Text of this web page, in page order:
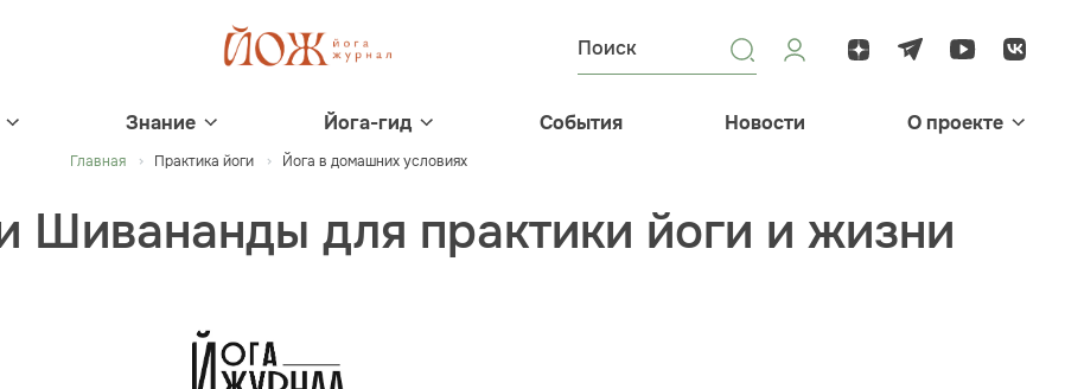
Знание Йога-гид События Новости О проекте
Главная Практика йоги Йога в домашних условиях
Шивананды для практики йоги и жизни